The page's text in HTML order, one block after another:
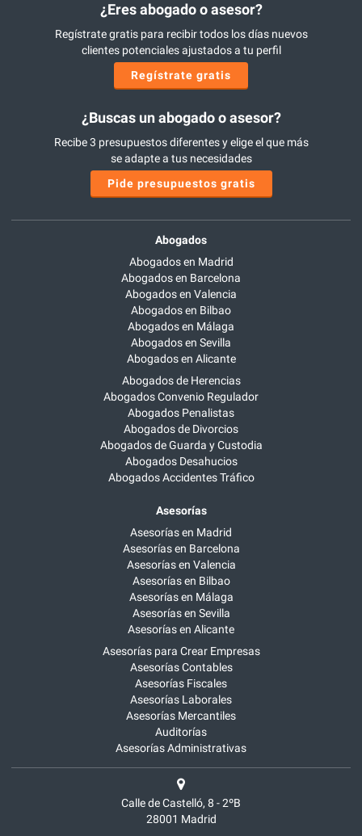
¿Eres abogado o asesor?
Regístrate gratis para recibir todos los días nuevos
clientes potenciales ajustados a tu perfil
Regístrate gratis
¿Buscas un abogado o asesor?
Recibe 3 presupuestos diferentes y elige el que más
se adapte a tus necesidades
Pide presupuestos gratis
Abogados
Abogados en Madrid
Abogados en Barcelona
Abogados en Valencia
Abogados en Bilbao
Abogados en Málaga
Abogados en Sevilla
Abogados en Alicante
Abogados de Herencias
Abogados Convenio Regulador
Abogados Penalistas
Abogados de Divorcios
Abogados de Guarda y Custodia
Abogados Desahucios
Abogados Accidentes Tráfico
Asesorías
Asesorías en Madrid
Asesorías en Barcelona
Asesorías en Valencia
Asesorías en Bilbao
Asesorías en Málaga
Asesorías en Sevilla
Asesorías en Alicante
Asesorías para Crear Empresas
Asesorías Contables
Asesorías Fiscales
Asesorías Laborales
Asesorías Mercantiles
Auditorías
Asesorías Administrativas
Calle de Castelló, 8 - 2ºB
28001 Madrid